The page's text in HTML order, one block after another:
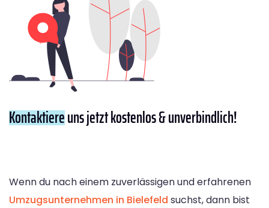
Kontaktiereuns jetzt kostenlos & unverbindlich!
Wenn du nach einem zuverlässigen und erfahrenen
Umzugsunternehmen in Bielefeld suchst, dann bist